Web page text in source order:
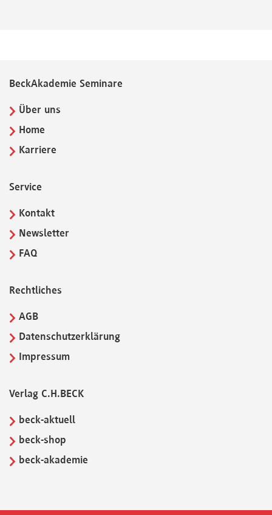
BeckAkademie Seminare
Über uns
Home
Karriere
Service
Kontakt
Newsletter
FAQ
Rechtliches
AGB
Datenschutzerklärung
Impressum
Verlag C.H.BECK
beck-aktuell
beck-shop
beck-akademie